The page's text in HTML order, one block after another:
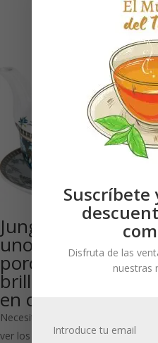
Jungle: «Té para
uno» de
porcelana
brillante 300 ml
en caja de regalo
Necesitas estar registrado para
ver los precios
Suscríbete
Disfruta de las
nuestras
Introduce tu email